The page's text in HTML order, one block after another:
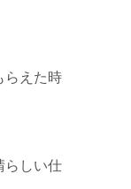
らえた時
らしい仕